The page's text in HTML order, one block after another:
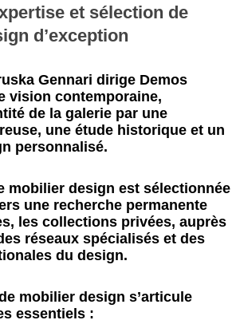
et sélection de
d’exception
Gennari dirige Demos
vision contemporaine,
de la galerie par une
une étude historique et un
personnalisé.
mobilier design est sélectionnée
une recherche permanente
les collections privées, auprès
réseaux spécialisés et des
du design.
mobilier design s’articule
essentiels :